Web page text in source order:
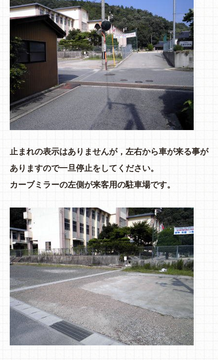
止まれの表示はありませんが，左右から車が来る事が
ありますので一旦停止をしてください。
カーブミラーの左側が来客用の駐車場です。